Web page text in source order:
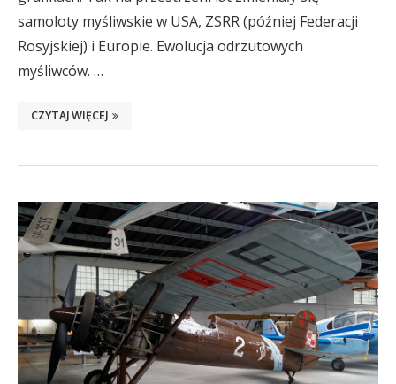
samoloty myśliwskie w USA, ZSRR (później Federacji
Rosyjskiej) i Europie. Ewolucja odrzutowych
myśliwców. …
CZYTAJ WIĘCEJ